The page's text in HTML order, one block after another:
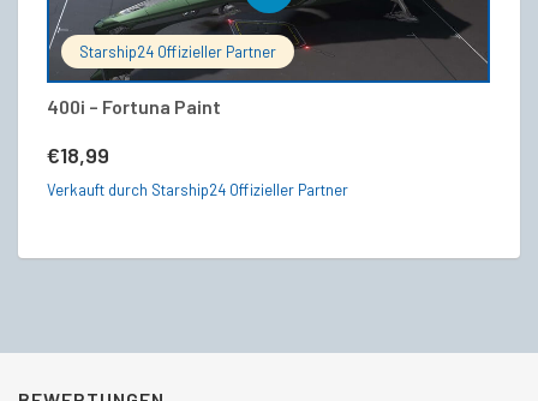
Starship24 Offizieller Partner
400i – Fortuna Paint
€18,99
Verkauft durch Starship24 Offizieller Partner